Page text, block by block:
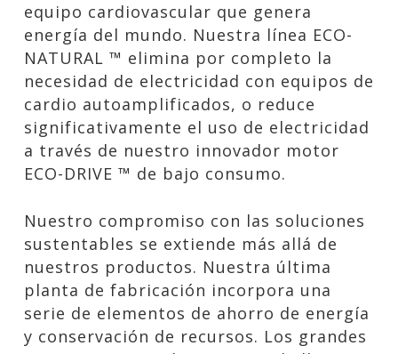
equipo cardiovascular que genera
energía del mundo. Nuestra línea ECO-
NATURAL ™ elimina por completo la
necesidad de electricidad con equipos de
cardio autoamplificados, o reduce
significativamente el uso de electricidad
a través de nuestro innovador motor
ECO-DRIVE ™ de bajo consumo.
Nuestro compromiso con las soluciones
sustentables se extiende más allá de
nuestros productos. Nuestra última
planta de fabricación incorpora una
serie de elementos de ahorro de energía
y conservación de recursos. Los grandes